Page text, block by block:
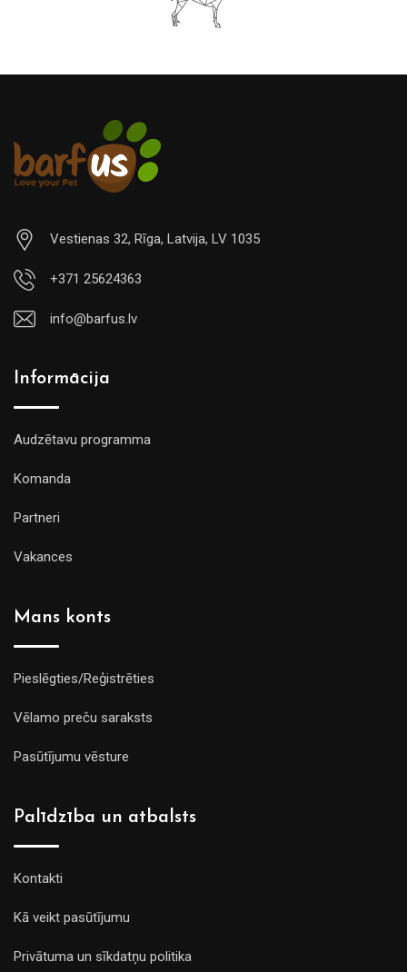
Vestienas 32, Rīga, Latvija, LV 1035
+371 25624363
info@barfus.lv
Informācija
Audzētavu programma
Komanda
Partneri
Vakances
Mans konts
Pieslēgties/Reģistrēties
Vēlamo preču saraksts
Pasūtījumu vēsture
Palīdzība un atbalsts
Kontakti
Kā veikt pasūtījumu
Privātuma un sīkdatņu politika